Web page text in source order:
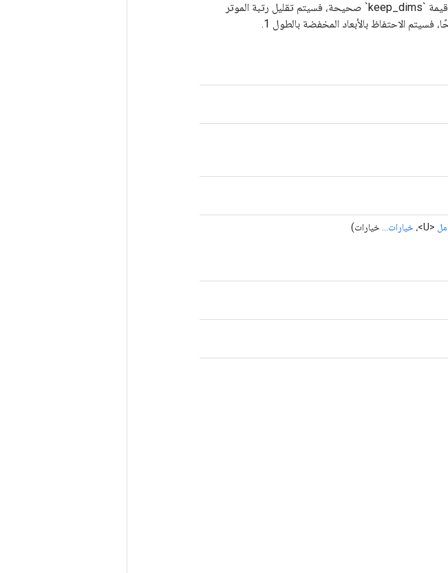
يقلل "الإدخال" على طول الأبعاد الواردة في "المحور". ما لم تكن قيمة `keep_dims` صحيحة، فسيتم تقليل رتبة الموتر
<U>، خيارات...
خيارات)